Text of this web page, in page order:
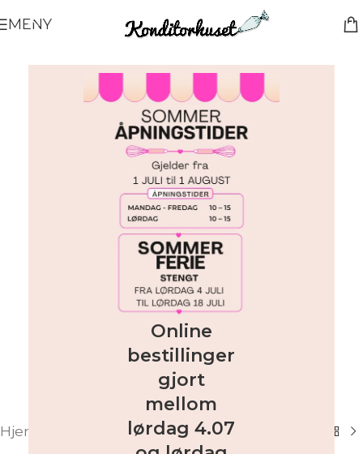
Online
bestillinger
gjort
mellom
lørdag 4.07
MENY
Hjem Dekoreringsutstyr/ Utstikkere